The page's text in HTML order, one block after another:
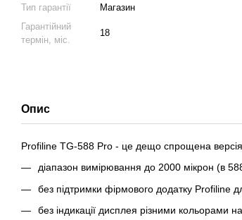
Тип гарантії
Магазин
Гарантійний
термін, міс.
18
Опис
Profiline TG-588 Pro - це дещо спрощена
діапазон вимірювання до 2000 мікрон (в
без підтримки фірмового додатку Profiline
без індикації дисплея різними кольорами